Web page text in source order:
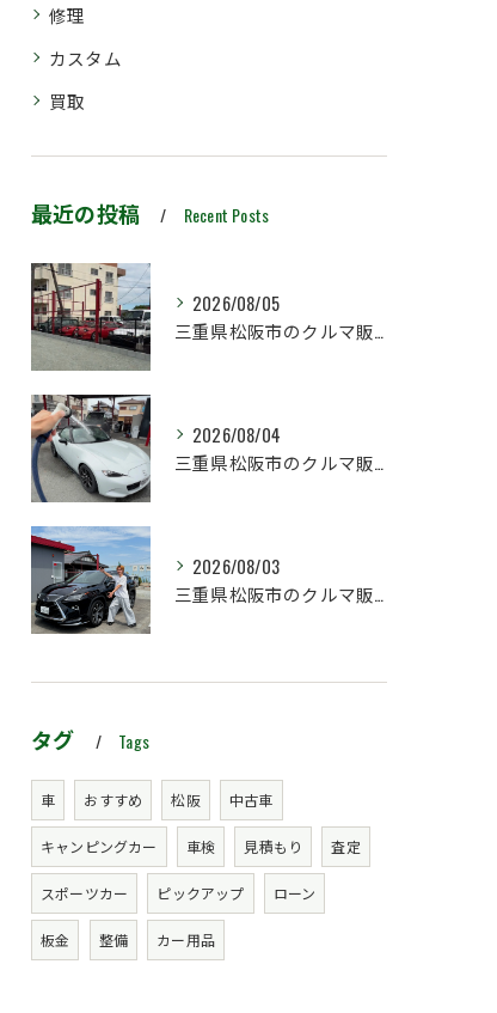
修理
カスタム
買取
最近の投稿 Recent Posts
2026/08/05
三重県松阪市のクルマ販売店マーヴェリックカーズです‼️
2026/08/04
三重県松阪市のクルマ販売店マーヴェリックカーズです‼️
2026/08/03
三重県松阪市のクルマ販売店マーヴェリックカーズです‼️
タグ Tags
車 おすすめ 松阪 中古車
キャンピングカー 車検 見積もり 査定
スポーツカー ピックアップ ローン
板金 整備 カー用品